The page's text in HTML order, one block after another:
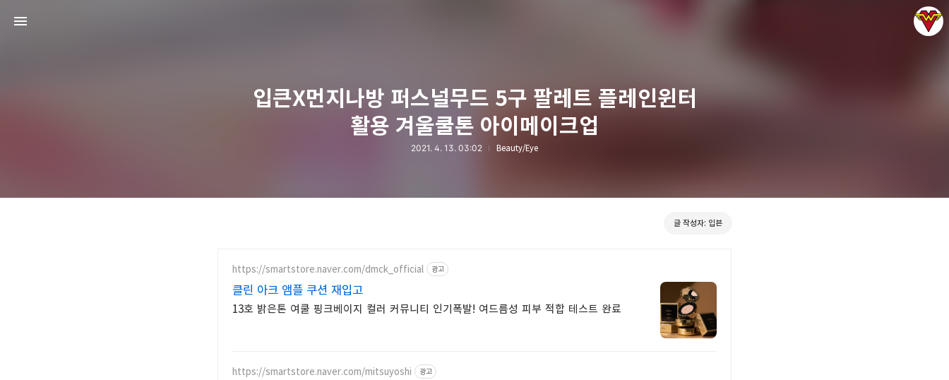
입큰X먼지나방 퍼스널무드 5구 팔레트 플레인윈터
활용 겨울쿨톤 아이메이크업
2021. 4. 13. 03:02 Beauty/Eye
글 작성자: 입븐
https://smartstore.naver.com/dmck_official 광고
클린 아크 앰플 쿠션 재입고
13호 밝은톤 여쿨 핑크베이지 컬러 커뮤니티 인기폭발! 여드름성 피부 적합 테스트 완료
https://smartstore.naver.com/mitsuyoshi 광고